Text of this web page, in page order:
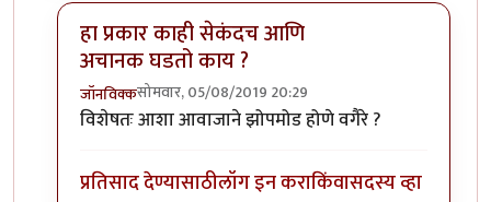
हा प्रकार काही सेकंदच आणि
अचानक घडतो काय ?
जॉनविक्कसोमवार, 05/08/2019 20:29
In reply toडॉक्टर साहेब मला संभाषणंbyतमराज किल्विष
विशेषतः आशा आवाजाने झोपमोड होणे वगैरे ?
प्रतिसाद देण्यासाठीलॉग इन कराकिंवासदस्य व्हा